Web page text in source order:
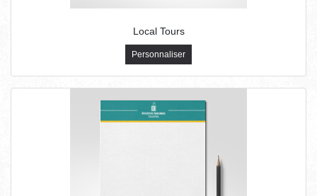
Local Tours
Personnaliser